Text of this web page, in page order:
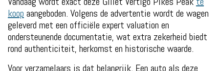
koop aangeboden. Volgens de advertentie wordt de wagen
geleverd met een officiële expert valuation en
ondersteunende documentatie, wat extra zekerheid biedt
rond authenticiteit, herkomst en historische waarde.
Voor verzamelaars is dat belangrijk. Een auto als deze